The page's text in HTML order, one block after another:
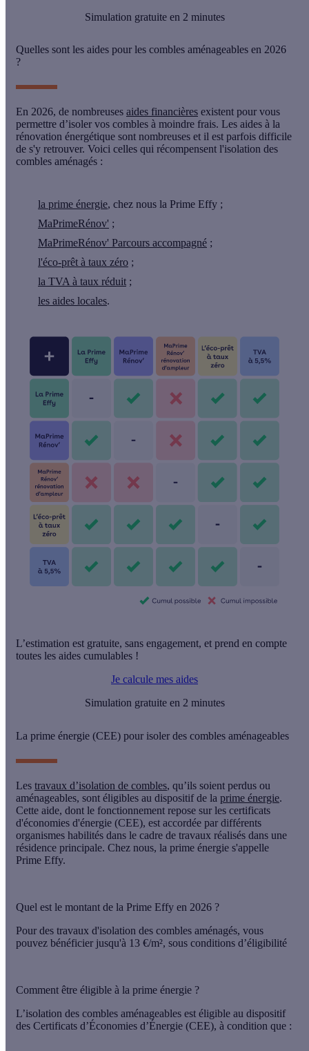
Simulation gratuite en 2 minutes
Quelles sont les aides pour les combles aménageables en 2026
?
En 2026, de nombreuses aides financières existent pour vous
permettre d’isoler vos combles à moindre frais. Les aides à la
rénovation énergétique sont nombreuses et il est parfois difficile
de s'y retrouver. Voici celles qui récompensent l'isolation des
combles aménagés :
la prime énergie, chez nous la Prime Effy ;
MaPrimeRénov' ;
MaPrimeRénov' Parcours accompagné ;
l'éco-prêt à taux zéro ;
la TVA à taux réduit ;
les aides locales.
L’estimation est gratuite, sans engagement, et prend en compte
toutes les aides cumulables !
Je calcule mes aides
Simulation gratuite en 2 minutes
La prime énergie (CEE) pour isoler des combles aménageables
Les travaux d’isolation de combles, qu’ils soient perdus ou
aménageables, sont éligibles au dispositif de la prime énergie.
Cette aide, dont le fonctionnement repose sur les certificats
d'économies d'énergie (CEE), est accordée par différents
organismes habilités dans le cadre de travaux réalisés dans une
résidence principale. Chez nous, la prime énergie s'appelle
Prime Effy.
Quel est le montant de la Prime Effy en 2026 ?
Pour des travaux d'isolation des combles aménagés, vous
pouvez bénéficier jusqu'à 13 €/m², sous conditions d’éligibilité
Comment être éligible à la prime énergie ?
L’isolation des combles aménageables est éligible au dispositif
des Certificats d’Économies d’Énergie (CEE), à condition que :